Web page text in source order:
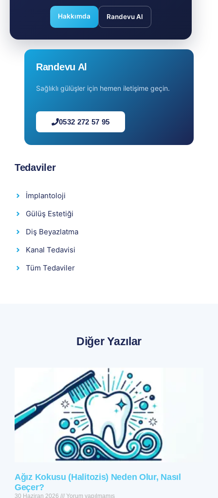
Hakkımda Randevu Al
Randevu Al
Sağlıklı gülüşler için hemen iletişime geçin.
0532 272 57 95
Tedaviler
İmplantoloji
Gülüş Estetiği
Diş Beyazlatma
Kanal Tedavisi
Tüm Tedaviler
Diğer Yazılar
Ağız Kokusu (Halitozis) Neden Olur, Nasıl
Geçer?
30 Haziran 2026 Yorum yapılmamış